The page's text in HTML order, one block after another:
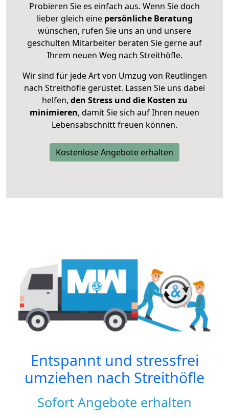
Probieren Sie es einfach aus. Wenn Sie doch
lieber gleich eine persönliche Beratung
wünschen, rufen Sie uns an und unsere
geschulten Mitarbeiter beraten Sie gerne auf
Ihrem neuen Weg nach Streithöfle.
Wir sind für jede Art von Umzug von Reutlingen
nach Streithöfle gerüstet. Lassen Sie uns dabei
helfen, den Stress und die Kosten zu
minimieren, damit Sie sich auf Ihren neuen
Lebensabschnitt freuen können.
Kostenlose Angebote erhalten
Entspannt und stressfrei
umziehen nach Streithöfle
Sofort Angebote erhalten